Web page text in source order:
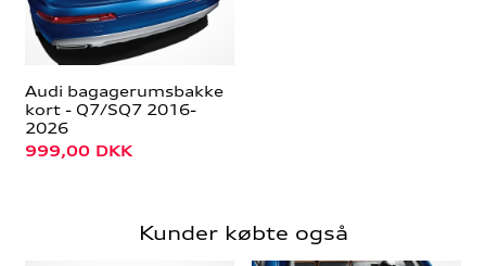
Audi bagagerumsbakke
kort - Q7/SQ7 2016-
2026
999,00 DKK
Kunder købte også